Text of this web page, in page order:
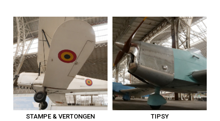
Planeur d’écolage -
Allemagne - Premier vol le 6
décembre 1937 - Vit. Max. 115
km/h - Entre au musée en
2015.
1919 - 1945|Planeur
Avion biplace d’entraînement
et de voltige - Belgique -
Premier vol en mai 1933 - Vit.
Max. 200 km/h - Force
Aérienne Belge de 1948 à
1977 - Patrouille acrobatique
« les Manchots » - Entre au
musée en 1980.
1919 - 1945| Avion
STAMPE & VERTONGEN TIPSY